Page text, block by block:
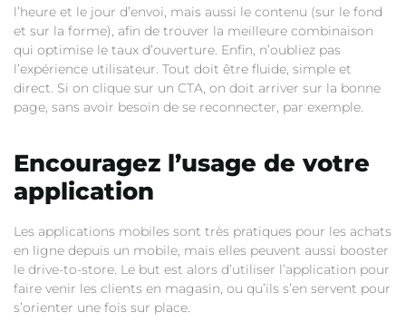
l’heure et le jour d’envoi, mais aussi le contenu (sur le fond
et sur la forme), afin de trouver la meilleure combinaison
qui optimise le taux d’ouverture. Enfin, n’oubliez pas
l’expérience utilisateur. Tout doit être fluide, simple et
direct. Si on clique sur un CTA, on doit arriver sur la bonne
page, sans avoir besoin de se reconnecter, par exemple.
Encouragez l’usage de votre
application
Les applications mobiles sont très pratiques pour les achats
en ligne depuis un mobile, mais elles peuvent aussi booster
le drive-to-store. Le but est alors d’utiliser l’application pour
faire venir les clients en magasin, ou qu’ils s’en servent pour
s’orienter une fois sur place.